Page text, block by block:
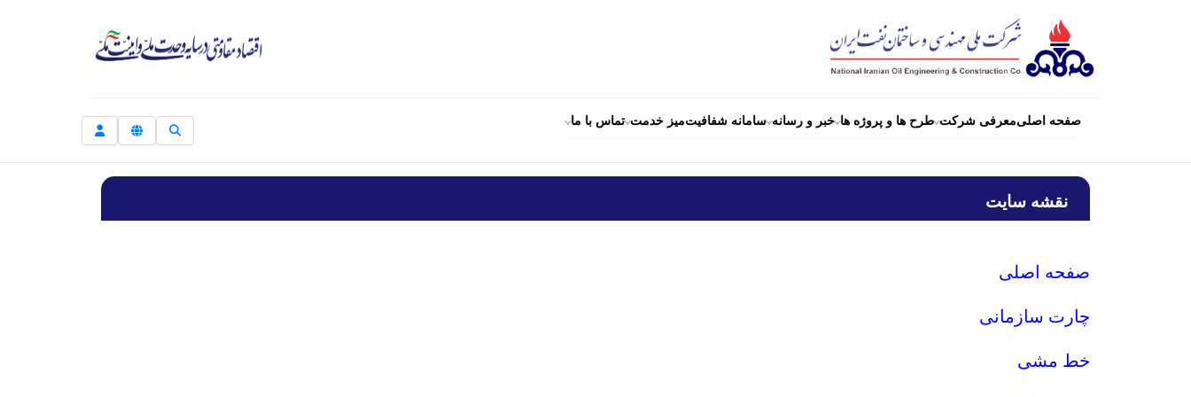
صفحه اصلیمعرفی شرکت طرح ها و پروژه ها خبر و رسانه سامانه شفافیتمیز خدمت تماس با ما
نقشه سایت
صفحه اصلی
چارت سازمانی
خط مشی